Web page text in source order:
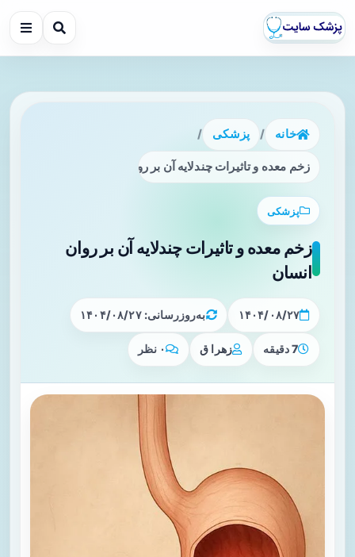
خانه / پزشکی /
زخم معده و تاثیرات چندلایه آن بر روان انسان
پزشکی
زخم معده و تاثیرات چندلایه آن بر روان
انسان
۱۴۰۴/۰۸/۲۷ به‌روزرسانی: ۱۴۰۴/۰۸/۲۷
7 دقیقه زهرا ق ۰ نظر